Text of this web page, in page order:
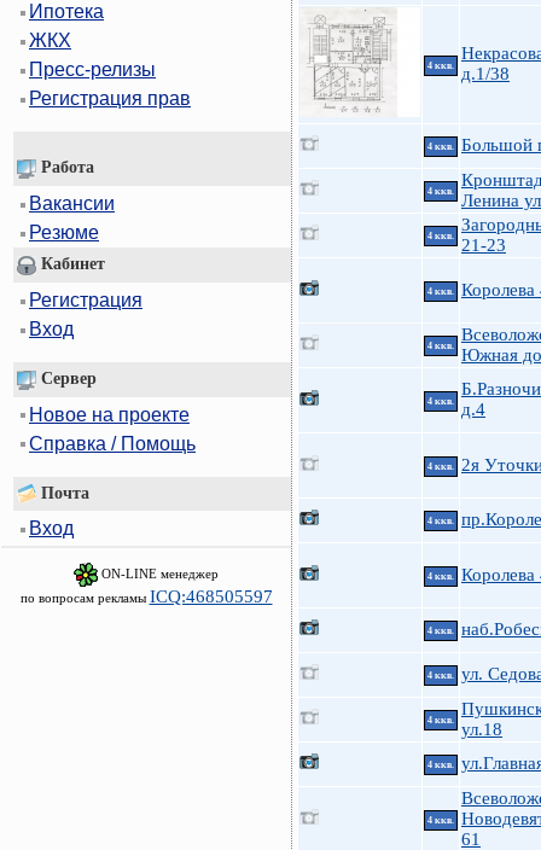
Ипотека
ЖКХ
Пресс-релизы
Регистрация прав
Работа
Вакансии
Резюме
Кабинет
Регистрация
Вход
Сервер
Новое на проекте
Справка / Помощь
Почта
Вход
ON-LINE менеджер
по вопросам рекламы ICQ:468505597
4 ккв.
д.1/38
4 ккв. Большой
4 ккв.
Ленина
4 ккв.
21-23
4 ккв. Королева
4 ккв.
Южная
4 ккв.
д.4
4 ккв. 2я
4 ккв.
4 ккв. Королева
4 ккв.
4 ккв. ул.
4 ккв.
ул.18
4 ккв.
4 ккв.
61